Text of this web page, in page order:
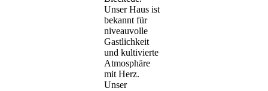
Unser Haus ist
bekannt für
niveauvolle
Gastlichkeit
und kultivierte
Atmosphäre
mit Herz.
Unser